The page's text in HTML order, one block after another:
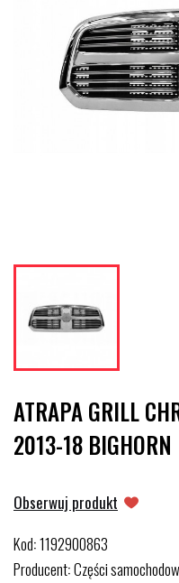
ATRAPA GRILL
2013-18 BIGHORN
Obserwuj produkt
Kod:1192900863
Producent:Części